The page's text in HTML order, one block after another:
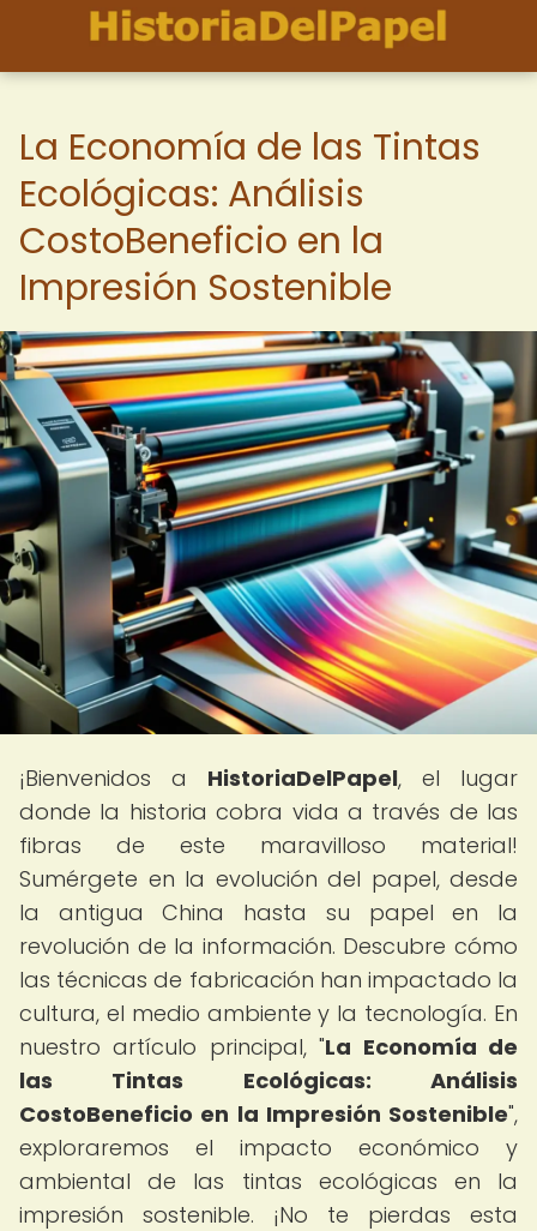
La Economía de las Tintas
Ecológicas: Análisis
CostoBeneficio en la
Impresión Sostenible
¡Bienvenidos a HistoriaDelPapel, el lugar
donde la historia cobra vida a través de las
fibras de este maravilloso material!
Sumérgete en la evolución del papel, desde
la antigua China hasta su papel en la
revolución de la información. Descubre cómo
las técnicas de fabricación han impactado la
cultura, el medio ambiente y la tecnología. En
nuestro artículo principal, "La Economía de
las Tintas Ecológicas: Análisis
CostoBeneficio en la Impresión Sostenible",
exploraremos el impacto económico y
ambiental de las tintas ecológicas en la
impresión sostenible. ¡No te pierdas esta